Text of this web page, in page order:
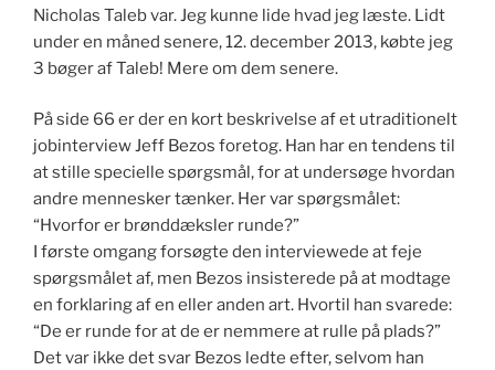
Nicholas Taleb var. Jeg kunne lide hvad jeg læste. Lidt
under en måned senere, 12. december 2013, købte jeg
3 bøger af Taleb! Mere om dem senere.
På side 66 er der en kort beskrivelse af et utraditionelt
jobinterview Jeff Bezos foretog. Han har en tendens til
at stille specielle spørgsmål, for at undersøge hvordan
andre mennesker tænker. Her var spørgsmålet:
“Hvorfor er brønddæksler runde?”
I første omgang forsøgte den interviewede at feje
spørgsmålet af, men Bezos insisterede på at modtage
en forklaring af en eller anden art. Hvortil han svarede:
“De er runde for at de er nemmere at rulle på plads?”
Det var ikke det svar Bezos ledte efter, selvom han